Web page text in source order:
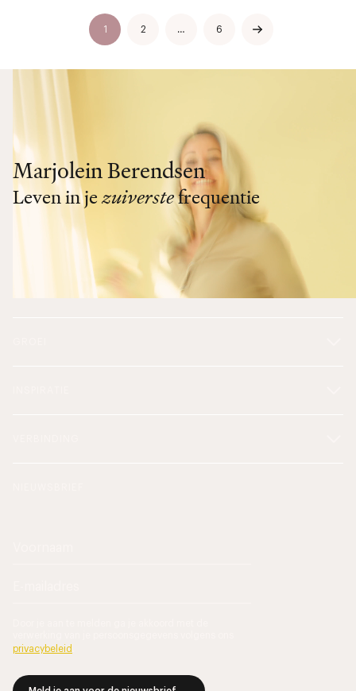
1 2 … 6
Marjolein Berendsen
Leven in jezuiverstefrequentie
privacybeleid